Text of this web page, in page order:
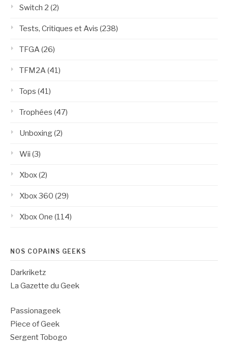
Switch 2 (2)
Tests, Critiques et Avis (238)
TFGA(26)
TFM2A(41)
Tops (41)
Trophées (47)
Unboxing(2)
Wii (3)
Xbox(2)
Xbox 360 (29)
Xbox One (114)
NOS COPAINS GEEKS
Darkriketz
La Gazette du Geek
Passionageek
Piece of Geek
Sergent Tobogo